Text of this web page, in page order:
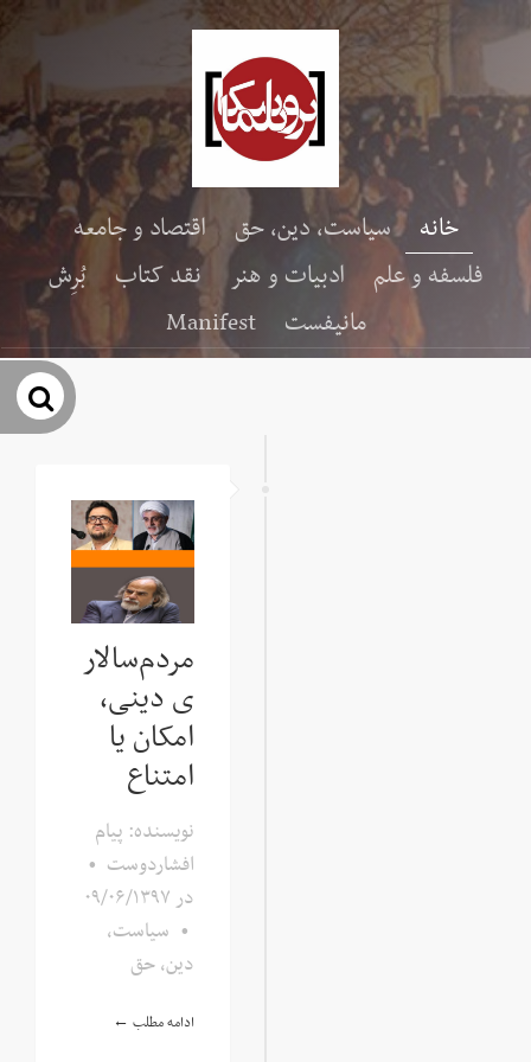
خانه سیاست، دین، حق
اقتصاد و جامعه
فلسفه و علم
ادبیات و هنر نقد کتاب
بُرِش
مانیفست
Manifest
مردم‌سالار
ی دینی،
امکان یا
امتناع
نویسنده: پیام
افشاردوست •
در۰۹/۰۶/۱۳۹۷
• سیاست،
دین، حق
ادامه مطلب ←